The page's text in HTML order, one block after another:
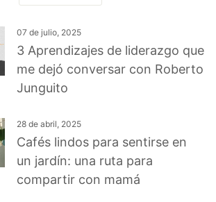
07 de julio, 2025
3 Aprendizajes de liderazgo que
me dejó conversar con Roberto
Junguito
28 de abril, 2025
Cafés lindos para sentirse en
un jardín: una ruta para
compartir con mamá